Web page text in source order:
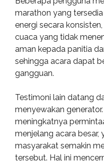
marathon yang
energi secara
cuaca yang tidak
aman kepada panitia
sehingga acara dapat
gangguan.
Testimoni lain datang
menyewakan
meningkatnya
menjelang acara besar,
masyarakat semakin
tersebut. Hal ini